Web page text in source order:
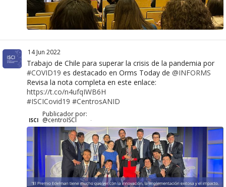
14 Jun 2022
Trabajo de Chile para superar la crisis de la pandemia por
#COVID19 es destacado en Orms Today de @INFORMS
Revisa la nota completa en este enlace:
https://t.co/n4ufqIWB6H
#ISCICovid19 #CentrosANID
ISCI
Publicador por:
@centroISCI ·